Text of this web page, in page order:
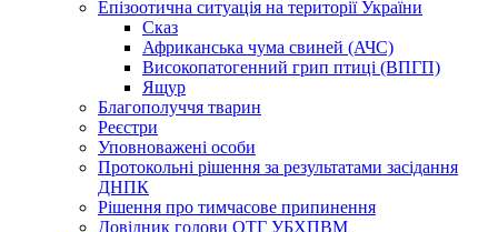
Епізоотична ситуація на території України
Сказ
Африканська чума свиней (АЧС)
Високопатогенний грип птиці (ВПГП)
Ящур
Благополуччя тварин
Реєстри
Уповноважені особи
Протокольні рішення за результатами засідання
ДНПК
Рішення про тимчасове припинення
Довідник голови ОТГ УБХПВМ